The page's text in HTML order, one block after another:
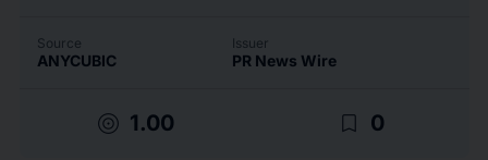
Source
ANYCUBIC
Issuer
PR News Wire
target 1.00 bookmark_border 0